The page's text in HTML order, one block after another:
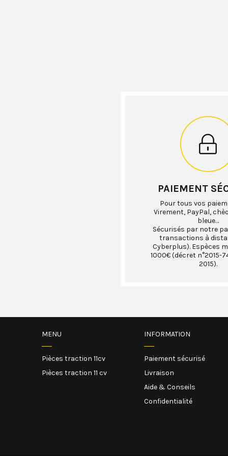
PAIEMENT
Pour tous vos
Virement, PayPal,
bleue…
Sécurisés par notre
transactions à
Cyberplus). Espèces
1000€ (décret n°2015-
2015).
MENU
Pièces traction 11cv
Pièces traction 11 cv
INFORMATION
Paiement sécurisé
Livraison
Aide & Conseils
Confidentialité